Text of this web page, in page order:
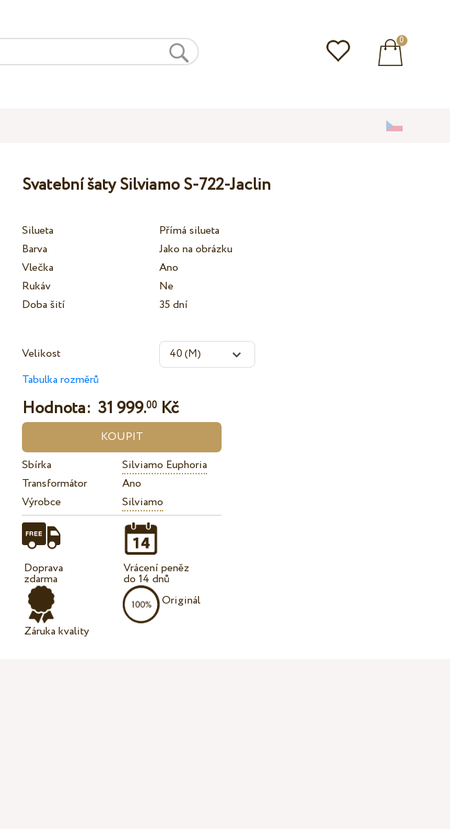
0
Svatební šaty Silviamo S-722-Jaclin
Silueta
Přímá silueta
Barva
Jako na obrázku
Vlečka
Ano
Rukáv
Ne
Doba šití
35 dní
Velikost
Tabulka rozměrů
Hodnota:31 999.00 Kč
Sbírka
Silviamo Euphoria
Transformátor
Ano
Výrobce
Silviamo
Doprava
zdarma
Záruka kvality
Vrácení peněz
do 14 dnů
Originál